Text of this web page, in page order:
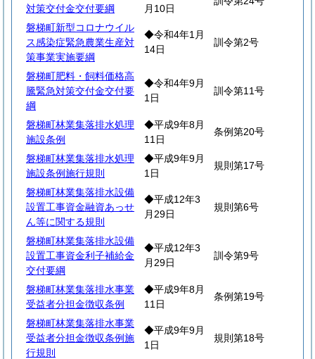
対策交付金交付要綱 月10日
磐梯町新型コロナウイル
ス感染症緊急農業生産対
策事業実施要綱
◆令和4年1月
14日
訓令第2号
磐梯町肥料・飼料価格高
騰緊急対策交付金交付要
綱
◆令和4年9月
1日
訓令第11号
磐梯町林業集落排水処理
施設条例
◆平成9年8月
11日
条例第20号
磐梯町林業集落排水処理
施設条例施行規則
◆平成9年9月
1日
規則第17号
磐梯町林業集落排水設備
設置工事資金融資あっせ
ん等に関する規則
◆平成12年3
月29日
規則第6号
磐梯町林業集落排水設備
設置工事資金利子補給金
交付要綱
◆平成12年3
月29日
訓令第9号
磐梯町林業集落排水事業
受益者分担金徴収条例
◆平成9年8月
11日
条例第19号
磐梯町林業集落排水事業
受益者分担金徴収条例施
行規則
◆平成9年9月
1日
規則第18号